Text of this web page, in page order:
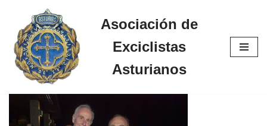
Saltar
al
contenido
Asociación de
Exciclistas
Asturianos